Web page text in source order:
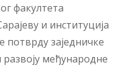
факултета
и институција
потврду заједничке
међународне